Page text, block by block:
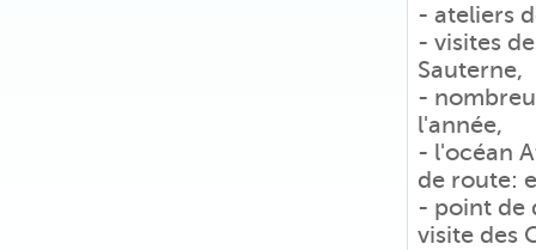
- ateliers
- visites
Sauterne,
-
l'année,
- l'océan
de route:
- point de
visite des